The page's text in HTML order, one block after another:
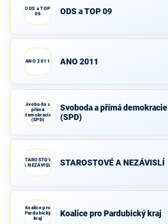
ODS a TOP
09
ODS a TOP 09
ANO 2011 ANO 2011
Svoboda a
přímá
demokracie
(SPD)
Svoboda a přímá demokracie
(SPD)
STAROSTOVÉ
A NEZÁVISLÍ
STAROSTOVÉ A NEZÁVISLÍ
Koalice pro
Pardubický
kraj
Koalice pro Pardubický kraj